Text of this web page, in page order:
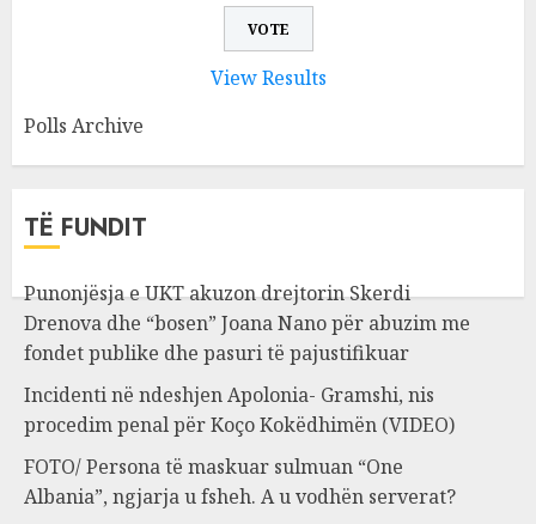
View Results
Polls Archive
TË FUNDIT
Punonjësja e UKT akuzon drejtorin Skerdi
Drenova dhe “bosen” Joana Nano për abuzim me
fondet publike dhe pasuri të pajustifikuar
Incidenti në ndeshjen Apolonia- Gramshi, nis
procedim penal për Koço Kokëdhimën (VIDEO)
FOTO/ Persona të maskuar sulmuan “One
Albania”, ngjarja u fsheh. A u vodhën serverat?